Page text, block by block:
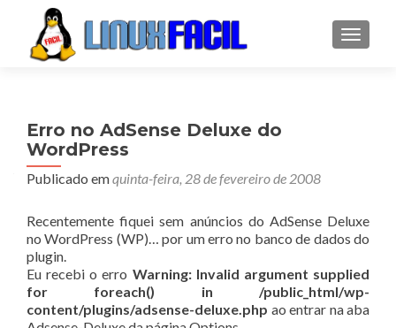
Erro no AdSense Deluxe do
WordPress
Publicado emquinta-feira, 28 de fevereiro de 2008
Recentemente fiquei sem anúncios do AdSense Deluxe
no WordPress (WP)… por um erro no banco de dados do
plugin.
Eu recebi o erro Warning: Invalid argument supplied
for foreach() in /public_html/wp-
content/plugins/adsense-deluxe.php ao entrar na aba